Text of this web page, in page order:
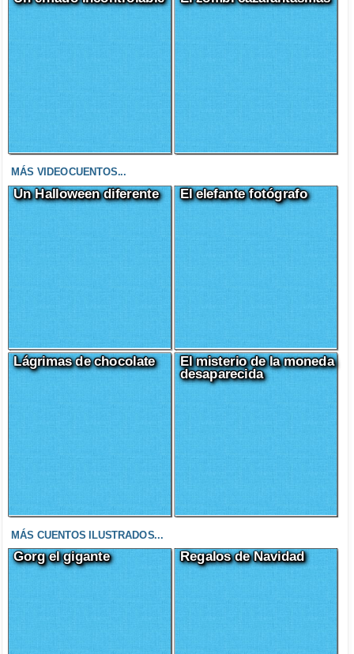
MÁS VIDEOCUENTOS...
Un Halloween diferente El elefante fotógrafo
Lágrimas de chocolate
El misterio de la moneda
desaparecida
MÁS CUENTOS ILUSTRADOS...
Gorg el gigante Regalos de Navidad